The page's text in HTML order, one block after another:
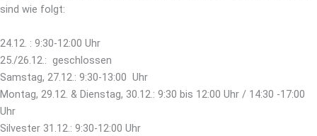
sind wie folgt:
24.12. : 9:30-12:00 Uhr
25./26.12.: geschlossen
Samstag, 27.12.: 9:30-13:00 Uhr
Montag, 29.12. & Dienstag, 30.12.: 9:30 bis 12:00 Uhr / 14:30 -17:00
Uhr
Silvester 31.12.: 9:30-12:00 Uhr